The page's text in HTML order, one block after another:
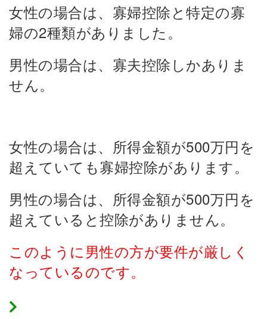
女性の場合は、寡婦控除と特定の寡
婦の2種類がありました。
男性の場合は、寡夫控除しかありま
せん。
女性の場合は、所得金額が500万円を
超えていても寡婦控除があります。
男性の場合は、所得金額が500万円を
超えていると控除がありません。
このように男性の方が要件が厳しく
なっているのです。